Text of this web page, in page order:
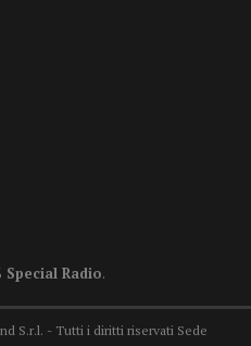
Special Radio.
S.r.l. - Tutti i diritti riservati Sede